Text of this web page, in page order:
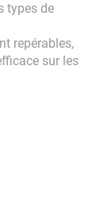
types de
repérables,
sur les